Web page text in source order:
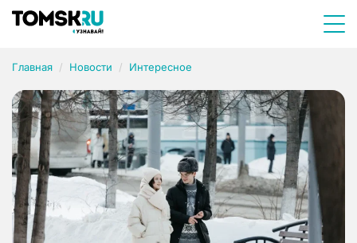
Главная Новости Интересное